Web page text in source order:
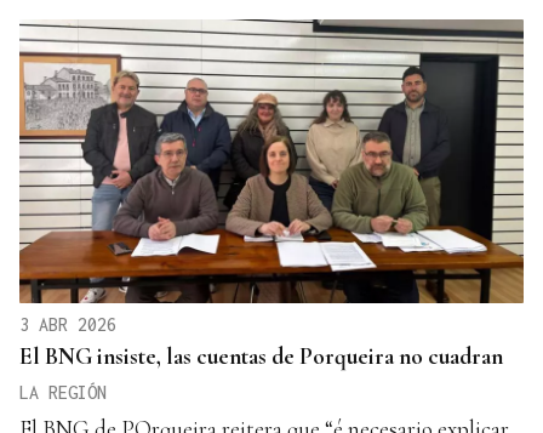
3 ABR 2026
El BNG insiste, las cuentas de Porqueira no cuadran
LA REGIÓN